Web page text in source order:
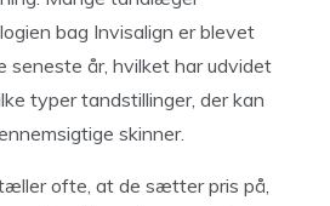
bag Invisalign er blevet
seneste år, hvilket har udvidet
typer tandstillinger, der kan
skinner.
ofte, at de sætter pris på,